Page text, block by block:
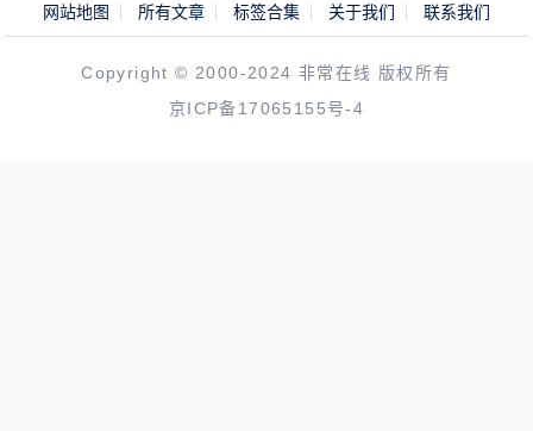
网站地图 所有文章 标签合集 关于我们 联系我们
Copyright © 2000-2024 非常在线 版权所有
京ICP备17065155号-4